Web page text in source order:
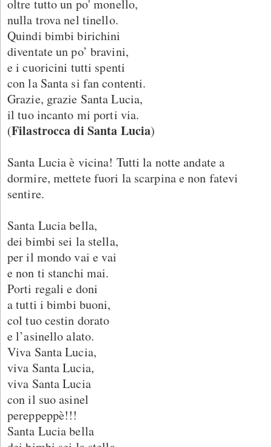
oltre tutto un po' monello,
nulla trova nel tinello.
Quindi bimbi birichini
diventate un po’ bravini,
e i cuoricini tutti spenti
con la Santa si fan contenti.
Grazie, grazie Santa Lucia,
il tuo incanto mi porti via.
(Filastrocca di Santa Lucia)
Santa Lucia è vicina! Tutti la notte andate a
dormire, mettete fuori la scarpina e non fatevi
sentire.
Santa Lucia bella,
dei bimbi sei la stella,
per il mondo vai e vai
e non ti stanchi mai.
Porti regali e doni
a tutti i bimbi buoni,
col tuo cestin dorato
e l’asinello alato.
Viva Santa Lucia,
viva Santa Lucia,
viva Santa Lucia
con il suo asinel
pereppeppè!!!
Santa Lucia bella